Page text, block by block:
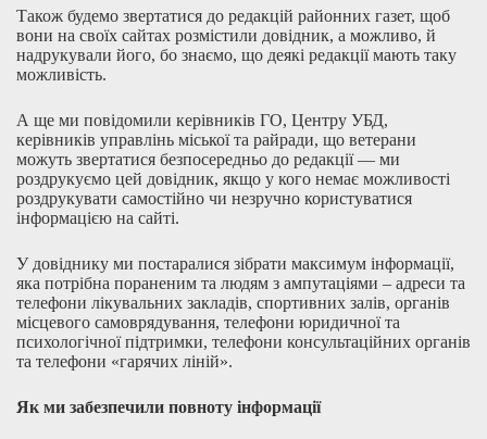
Також будемо звертатися до редакцій районних газет, щоб
вони на своїх сайтах розмістили довідник, а можливо, й
надрукували його, бо знаємо, що деякі редакції мають таку
можливість.
А ще ми повідомили керівників ГО, Центру УБД,
керівників управлінь міської та райради, що ветерани
можуть звертатися безпосередньо до редакції — ми
роздрукуємо цей довідник, якщо у кого немає можливості
роздрукувати самостійно чи незручно користуватися
інформацією на сайті.
У довіднику ми постаралися зібрати максимум інформації,
яка потрібна пораненим та людям з ампутаціями – адреси та
телефони лікувальних закладів, спортивних залів, органів
місцевого самоврядування, телефони юридичної та
психологічної підтримки, телефони консультаційних органів
та телефони «гарячих ліній».
Як ми забезпечили повноту інформації